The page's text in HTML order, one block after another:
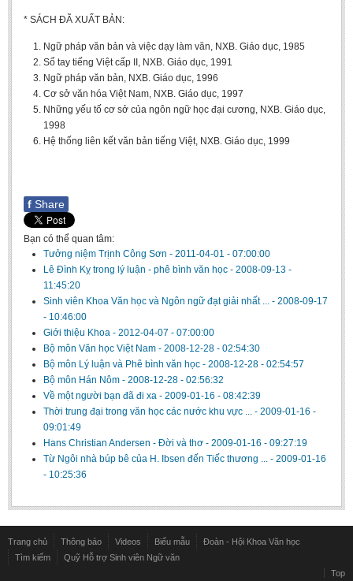
* SÁCH ĐÃ XUẤT BẢN:
Ngữ pháp văn bản và việc dạy làm văn, NXB. Giáo dục, 1985
Sổ tay tiếng Việt cấp II, NXB. Giáo dục, 1991
Ngữ pháp văn bản, NXB. Giáo dục, 1996
Cơ sở văn hóa Việt Nam, NXB. Giáo dục, 1997
Những yếu tố cơ sở của ngôn ngữ học đại cương, NXB. Giáo dục,
1998
Hệ thống liên kết văn bản tiếng Việt, NXB. Giáo dục, 1999
f Share
Bạn có thể quan tâm:
Tưởng niệm Trịnh Công Sơn - 2011-04-01 - 07:00:00
Lê Đình Kỵ trong lý luận - phê bình văn học - 2008-09-13 -
11:45:20
Sinh viên Khoa Văn học và Ngôn ngữ đạt giải nhất ... - 2008-09-17
- 10:46:00
Giới thiệu Khoa - 2012-04-07 - 07:00:00
Bộ môn Văn học Việt Nam - 2008-12-28 - 02:54:30
Bộ môn Lý luận và Phê bình văn học - 2008-12-28 - 02:54:57
Bộ môn Hán Nôm - 2008-12-28 - 02:56:32
Về một người bạn đã đi xa - 2009-01-16 - 08:42:39
Thời trung đại trong văn học các nước khu vực ... - 2009-01-16 -
09:01:49
Hans Christian Andersen - Đời và thơ - 2009-01-16 - 09:27:19
Từ Ngôi nhà búp bê của H. Ibsen đến Tiếc thương ... - 2009-01-16
- 10:25:36
Trang chủ Thông báo Videos Biểu mẫu
Đoàn - Hội Khoa Văn học
Tìm kiếm
Quỹ Hỗ trợ Sinh viên Ngữ văn
Top